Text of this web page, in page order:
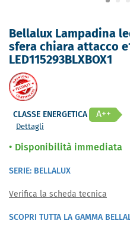
Bellalux Lampadina
sfera chiara attacco
LED115293BLXBOX1
CLASSE ENERGETICA A++
Dettagli
Disponibilità immediata
SERIE: BELLALUX
Verifica la scheda tecnica
SCOPRI TUTTA LA GAMMA